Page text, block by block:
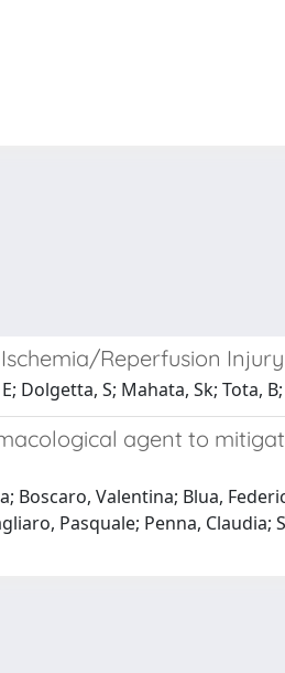
Reperfusion
Dolgetta, S; Mahata, Sk; Tota,
agent to
Valentina; Blua,
Pasquale; Penna,